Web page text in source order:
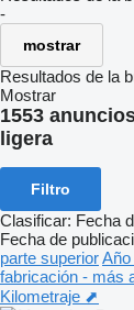
-
mostrar
Resultados de la
Mostrar
1553
ligera
Filtro
Clasificar: Fecha
Fecha de
parte superior
fabricación - más
Kilometraje ⬈